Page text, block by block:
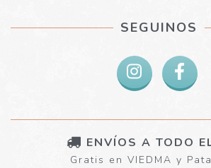
SEGUINOS
ENVÍOS A TODO
Gratis en VIEDMA y